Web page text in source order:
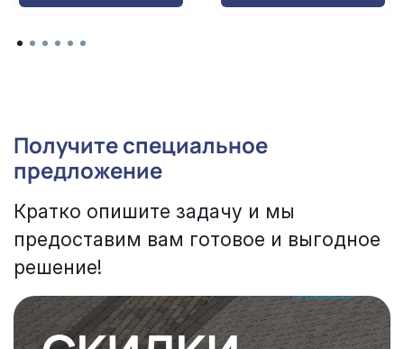
Получите специальное
предложение
Кратко опишите задачу и мы
предоставим вам готовое и выгодное
решение!